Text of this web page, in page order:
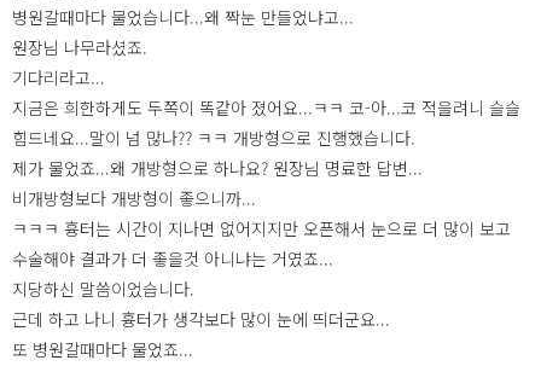
병원갈때마다 물었습니다...왜 짝눈 만들었냐고...
원장님 나무라셨죠.
기다리라고...
지금은 희한하게도 두쪽이 똑같아 졌어요...ㅋㅋ 코-아...코 적을려니 슬슬
힘드네요...말이 넘 많나?? ㅋㅋ 개방형으로 진행했습니다.
제가 물었죠...왜 개방형으로 하나요? 원장님 명료한 답변...
비개방형보다 개방형이 좋으니까...
ㅋㅋㅋ 흉터는 시간이 지나면 없어지지만 오픈해서 눈으로 더 많이 보고
수술해야 결과가 더 좋을것 아니냐는 거였죠...
지당하신 말씀이었습니다.
근데 하고 나니 흉터가 생각보다 많이 눈에 띄더군요...
또 병원갈때마다 물었죠...